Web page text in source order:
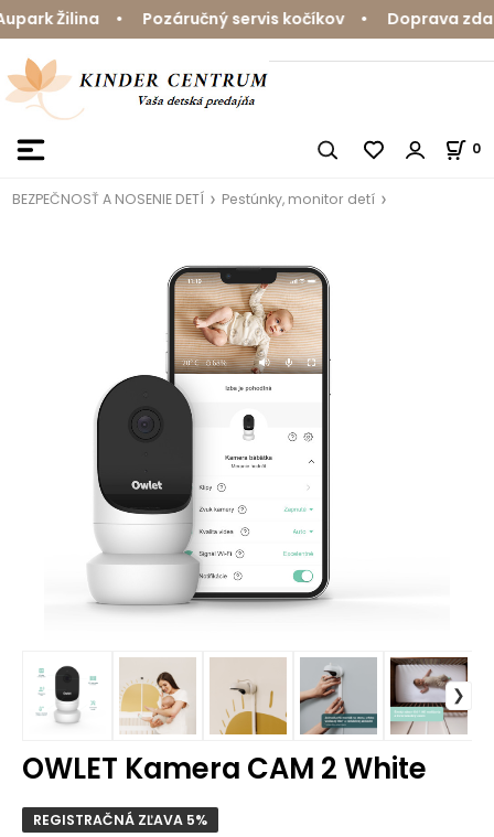
Žilina • Pozáručný servis kočíkov • Doprava
0
BEZPEČNOSŤ A NOSENIE DETÍ Pestúnky, monitor detí
OWLET Kamera CAM 2 White
REGISTRAČNÁ ZĽAVA 5%